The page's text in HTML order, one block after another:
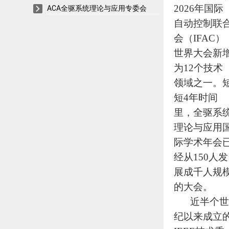
ACA全驱系统理论与应用专委会
2026年国际
自动控制联
会（IFAC）
世界大会新
为12个技术
领域之一。
短4年时间
里，全驱系
理论与应用
际学术年会
经从150人发
展成千人规
的大会。
近半个世
纪以来成立